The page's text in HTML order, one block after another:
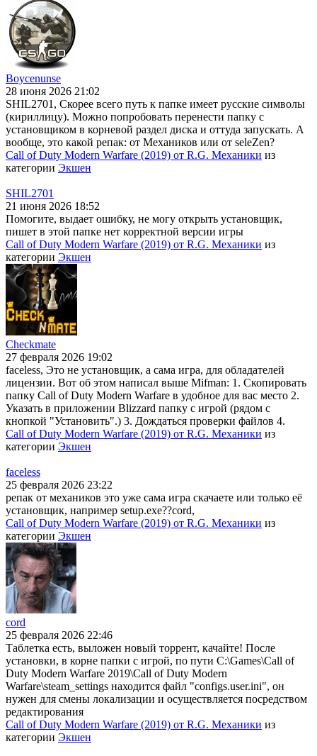
Boycenunse
28 июня 2026 21:02
SHIL2701, Скорее всего путь к папке имеет русские символы
(кириллицу). Можно попробовать перенести папку с
установщиком в корневой раздел диска и оттуда запускать. А
вообще, это какой репак: от Механиков или от seleZen?
Call of Duty Modern Warfare (2019) от R.G. Механики из
категории Экшен
SHIL2701
21 июня 2026 18:52
Помогите, выдает ошибку, не могу открыть установщик,
пишет в этой папке нет корректной версии игры
Call of Duty Modern Warfare (2019) от R.G. Механики из
категории Экшен
Checkmate
27 февраля 2026 19:02
faceless, Это не установщик, а сама игра, для обладателей
лицензии. Вот об этом написал выше Mifman: 1. Скопировать
папку Call of Duty Modern Warfare в удобное для вас место 2.
Указать в приложении Blizzard папку с игрой (рядом с
кнопкой "Установить".) 3. Дождаться проверки файлов 4.
Call of Duty Modern Warfare (2019) от R.G. Механики из
категории Экшен
faceless
25 февраля 2026 23:22
репак от механиков это уже сама игра скачаете или только её
установщик, например setup.exe??cord,
Call of Duty Modern Warfare (2019) от R.G. Механики из
категории Экшен
cord
25 февраля 2026 22:46
Таблетка есть, выложен новый торрент, качайте! После
установки, в корне папки с игрой, по пути C:\Games\Call of
Duty Modern Warfare 2019\Call of Duty Modern
Warfare\steam_settings находится файл "configs.user.ini", он
нужен для смены локализации и осуществляется посредством
редактирования
Call of Duty Modern Warfare (2019) от R.G. Механики из
категории Экшен